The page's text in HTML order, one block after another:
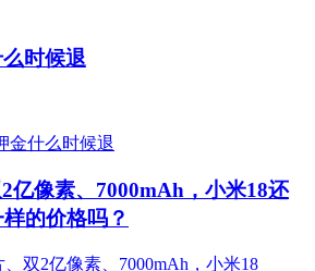
时候退
亿像素、7000mAh，小米18还
的价格吗？